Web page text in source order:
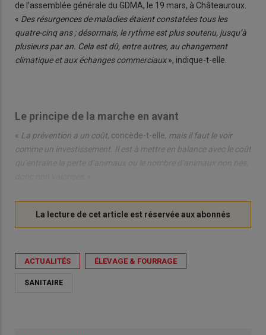
de l’assemblée générale du GDMA, le 19 mars, à Châteauroux.
« Des résurgences de maladies étaient constatées tous les
quatre-cinq ans ; désormais, le rythme est plus soutenu, jusqu’à
plusieurs par an. Cela est dû, entre autres, au changement
climatique et aux échanges commerciaux», indique-t-elle.
Le principe de la marche en avant
« La prévention a un coût, concède-t-elle, mais il faut le voir
comme un investissement. Il est à mettre en balance avec le coût
ACTUALITÉS ÉLEVAGE & FOURRAGE
SANITAIRE